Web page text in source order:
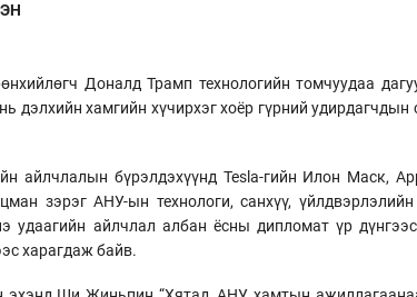
Доналд Трамп технологийн томчуудаа
дэлхийн хамгийн хүчирхэг хоёр гүрний
айлчлалын бүрэлдэхүүнд Tesla-гийн Илон Маск,
зэрэг АНУ-ын технологи, санхүү,
удаагийн айлчлал албан ёсны дипломат үр
харагдаж байв.